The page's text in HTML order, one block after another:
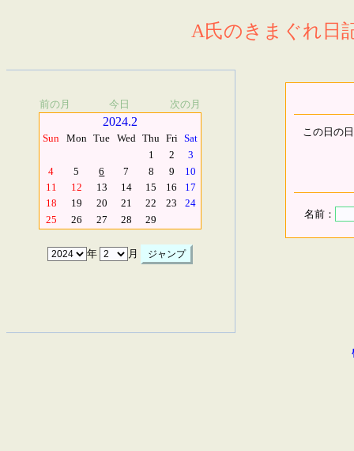
A氏のきまぐれ日
前の月 今日 次の月
2024.2
Sun Mon Tue Wed Thu Fri Sat
1
2
3
4
5 6 7 8 9
10
11
12 13 14 15 16
17
18
19 20 21 22 23
24
25
26 27 28 29
年 月
この日の
名前：